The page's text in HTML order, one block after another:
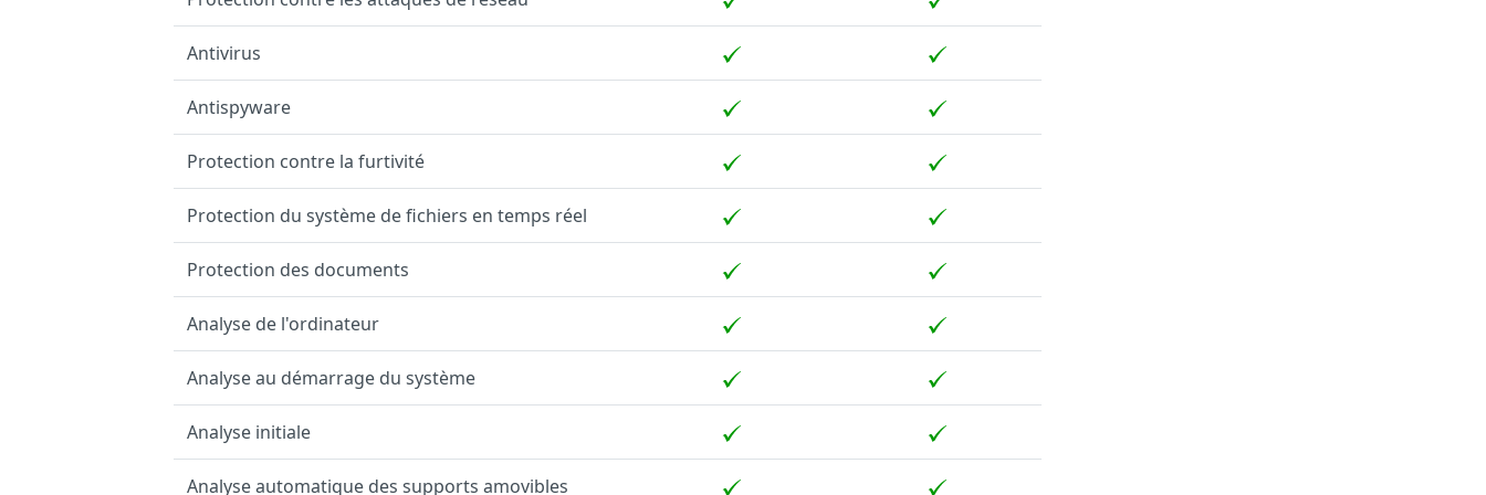
Antivirus
Antispyware
Protection contre la furtivité
Protection du système de fichiers en temps réel
Protection des documents
Analyse de l'ordinateur
Analyse au démarrage du système
Analyse initiale
Analyse automatique des supports amovibles